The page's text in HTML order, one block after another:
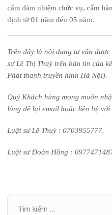
cấm đảm nhiệm chức vụ, cấm
định từ 01 năm đến 05 năm.
Trên đây là nội dung tư vấn
sư Lê Thị Thuỳ trên bản tin của
Phát thanh truyền hình Hà Nội).
Quý Khách hàng mong muốn
lòng để lại email hoặc liên hệ
Luật sư Lê Thuỳ : 0703955777.
Luật sư Đoàn Hồng :